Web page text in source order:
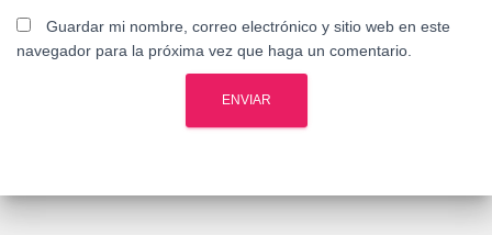
Guardar mi nombre, correo electrónico y sitio web en este
navegador para la próxima vez que haga un comentario.